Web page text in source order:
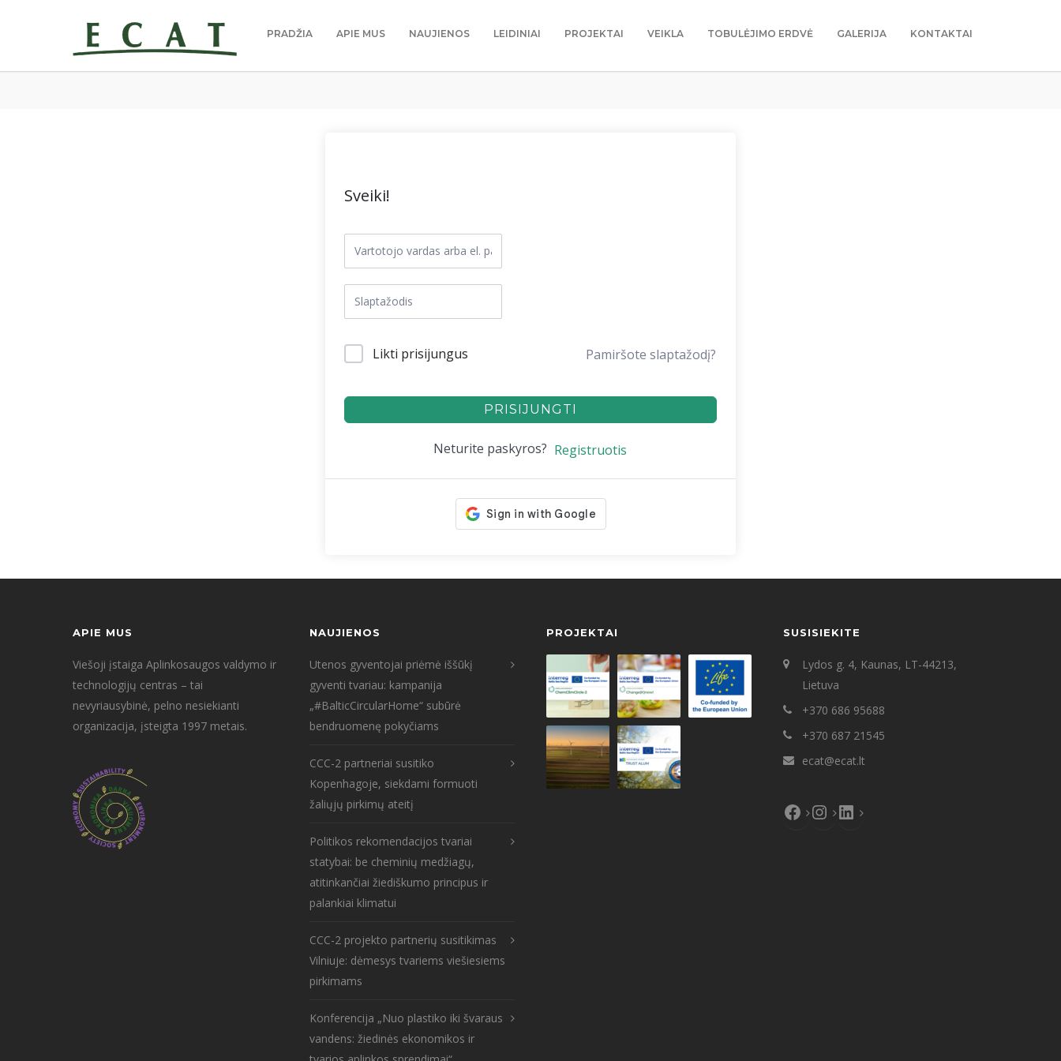
PRADŽIA APIE MUS NAUJIENOS LEIDINIAI PROJEKTAI VEIKLA TOBULĖJIMO ERDVĖ GALERIJA KONTAKTAI
Sveiki!
Likti prisijungus Pamiršote slaptažodį?
PRISIJUNGTI
Neturite paskyros? Registruotis
APIE MUS
Viešoji įstaiga Aplinkosaugos valdymo ir
technologijų centras – tai
nevyriausybinė, pelno nesiekianti
organizacija, įsteigta 1997 metais.
NAUJIENOS
Utenos gyventojai priėmė iššūkį
gyventi tvariau: kampanija
„#BalticCircularHome“ subūrė
bendruomenę pokyčiams
CCC-2 partneriai susitiko
Kopenhagoje, siekdami formuoti
žaliųjų pirkimų ateitį
Politikos rekomendacijos tvariai
statybai: be cheminių medžiagų,
atitinkančiai žiediškumo principus ir
palankiai klimatui
CCC-2 projekto partnerių susitikimas
Vilniuje: dėmesys tvariems viešiesiems
pirkimams
Konferencija „Nuo plastiko iki švaraus
vandens: žiedinės ekonomikos ir
PROJEKTAI SUSISIEKITE
Lydos g. 4, Kaunas, LT-44213,
Lietuva
+370 686 95688
+370 687 21545
ecat@ecat.lt
Facebook
Instagram